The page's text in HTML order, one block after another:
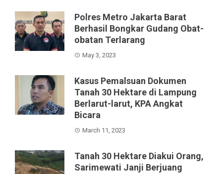
Polres Metro Jakarta Barat
Berhasil Bongkar Gudang Obat-
obatan Terlarang
May 3, 2023
Kasus Pemalsuan Dokumen
Tanah 30 Hektare di Lampung
Berlarut-larut, KPA Angkat
Bicara
March 11, 2023
Tanah 30 Hektare Diakui Orang,
Sarimewati Janji Berjuang